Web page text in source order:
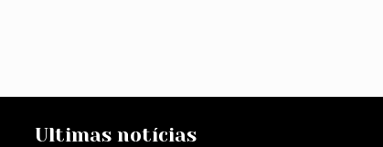
Ultimas notícias